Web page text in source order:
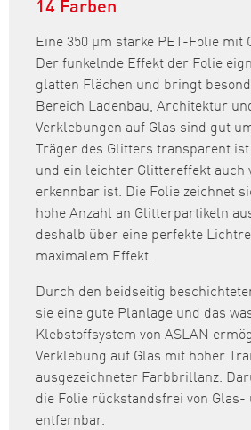
Eine 350 µm starke PET-Folie mit
Der funkelnde Effekt der Folie
glatten Flächen und bringt
Bereich Ladenbau, Architektur
Verklebungen auf Glas sind gut
Träger des Glitters transparent
und ein leichter Glittereffekt auch
erkennbar ist. Die Folie zeichnet
hohe Anzahl an Glitterpartikeln
deshalb über eine perfekte
maximalem Effekt.
Durch den beidseitig
sie eine gute Planlage und das
Klebstoffsystem von ASLAN
Verklebung auf Glas mit hoher
ausgezeichneter Farbbrillanz.
die Folie rückstandsfrei von
entfernbar.